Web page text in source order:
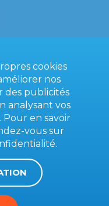
cookies
nos
des publicités
analysant vos
Pour en savoir
vous sur
.